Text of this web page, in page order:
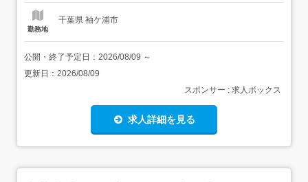
勤務地
千葉県 袖ケ浦市
公開・終了予定日： 2026/08/09 ～
更新日： 2026/08/09
スポンサー : 求人ボックス
求人詳細を見る